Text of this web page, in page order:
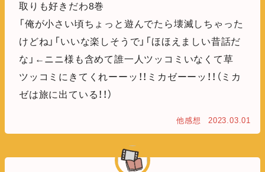
取りも好きだわ8巻
「俺が小さい頃ちょっと遊んでたら壊滅しちゃった
けどね」「いいな楽しそうで」「ほほえましい昔話だ
な」←ニニ様も含めて誰一人ツッコミいなくて草
ツッコミにきてくれーーッ！！ミカゼーーッ！！（ミカ
ゼは旅に出ている！！）
他感想 2023.03.01